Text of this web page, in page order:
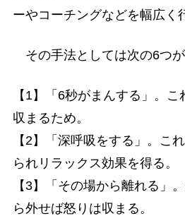
ーやコーチングなどを幅広く
その手法としては次の6つが
【1】「6秒がまんする」。
収まるため。
【2】「深呼吸をする」。こ
られリラックス効果を得る。
【3】「その場から離れる」
ら外せば怒りは収まる。